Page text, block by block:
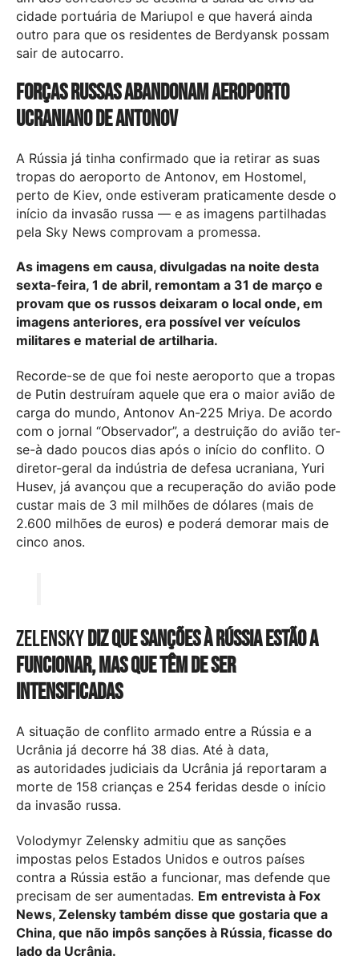
cidade portuária de Mariupol e que haverá ainda
outro para que os residentes de Berdyansk possam
sair de autocarro.
Forças russas abandonam aeroporto
ucraniano de Antonov
A Rússia já tinha confirmado que ia retirar as suas
tropas do aeroporto de Antonov, em Hostomel,
perto de Kiev, onde estiveram praticamente desde o
início da invasão russa — e as imagens partilhadas
pela Sky News comprovam a promessa.
As imagens em causa, divulgadas na noite desta
sexta-feira, 1 de abril, remontam a 31 de março e
provam que os russos deixaram o local onde, em
imagens anteriores, era possível ver veículos
militares e material de artilharia.
Recorde-se de que foi neste aeroporto que a tropas
de Putin destruíram aquele que era o maior avião de
carga do mundo, ​​​​​​​Antonov An-225 Mriya. De acordo
com o jornal “Observador”, a destruição do avião ter-
se-à dado poucos dias após o início do conflito. O
diretor-geral da indústria de defesa ucraniana, Yuri
Husev, já avançou que a recuperação do avião pode
custar mais de 3 mil milhões de dólares (mais de
2.600 milhões de euros) e poderá demorar mais de
cinco anos.
Zelenskydiz que sanções à Rússia estão a
funcionar, mas que têm de ser
intensificadas
A situação de conflito armado entre a Rússia e a
Ucrânia já decorre há 38 dias. Até à data,
as autoridades judiciais da Ucrânia já reportaram a
morte de 158 crianças e 254 feridas desde o início
da invasão russa.
Volodymyr Zelensky admitiu que as sanções
impostas pelos Estados Unidos e outros países
contra a Rússia estão a funcionar, mas defende que
precisam de ser aumentadas. Em entrevista à Fox
News, Zelensky também disse que gostaria que a
China, que não impôs sanções à Rússia, ficasse do
lado da Ucrânia.